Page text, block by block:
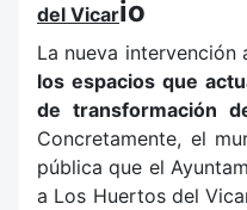
del Vicario
La nueva
los espacios que
de transformación
Concretamente, el
pública que el
a Los Huertos del